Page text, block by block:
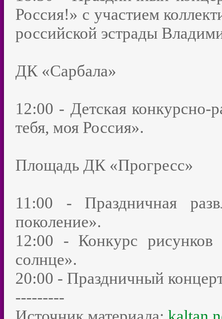
Россия!» с участием
российской эстрады
ДК «Сарбала»
12:00 - Детская конкурсно-
тебя, моя Россия».
Площадь ДК «Прогресс»
11:00 - Праздничная
поколение».
12:00 - Конкурс рисунков
солнце».
20:00 - Праздничный
---------